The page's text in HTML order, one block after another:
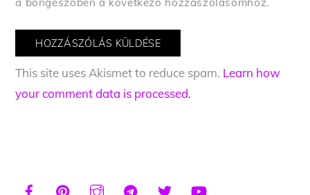
This site uses Akismet to reduce spam. Learn how
your comment data is processed.